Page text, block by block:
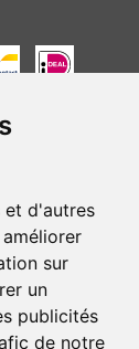
et d'autres
sur
un
publicités
de notre